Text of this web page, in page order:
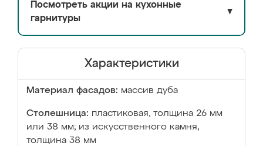
Посмотреть акции на кухонные
гарнитуры
▼
Характеристики
Материал фасадов: массив дуба
Столешница: пластиковая, толщина 26 мм
или 38 мм; из искусственного камня,
толщина 38 мм